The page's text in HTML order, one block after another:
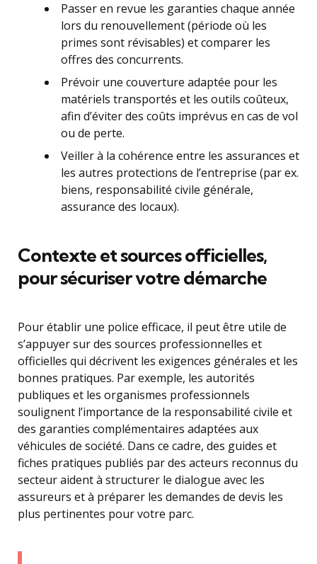
Passer en revue les garanties chaque année
lors du renouvellement (période où les
primes sont révisables) et comparer les
offres des concurrents.
Prévoir une couverture adaptée pour les
matériels transportés et les outils coûteux,
afin d’éviter des coûts imprévus en cas de vol
ou de perte.
Veiller à la cohérence entre les assurances et
les autres protections de l’entreprise (par ex.
biens, responsabilité civile générale,
assurance des locaux).
Contexte et sources officielles,
pour sécuriser votre démarche
Pour établir une police efficace, il peut être utile de
s’appuyer sur des sources professionnelles et
officielles qui décrivent les exigences générales et les
bonnes pratiques. Par exemple, les autorités
publiques et les organismes professionnels
soulignent l’importance de la responsabilité civile et
des garanties complémentaires adaptées aux
véhicules de société. Dans ce cadre, des guides et
fiches pratiques publiés par des acteurs reconnus du
secteur aident à structurer le dialogue avec les
assureurs et à préparer les demandes de devis les
plus pertinentes pour votre parc.